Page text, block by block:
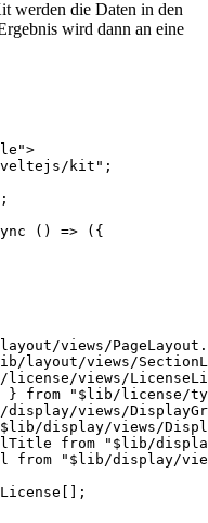
reale Nutzung, die ich für
zum Repo ist auch im
Ich hole die Daten einfach
werden die Daten in den
wird dann an eine
kit";
() => ({
views/
layout/views/
views/
} from "$lib/license/
display/views/
from "$lib/